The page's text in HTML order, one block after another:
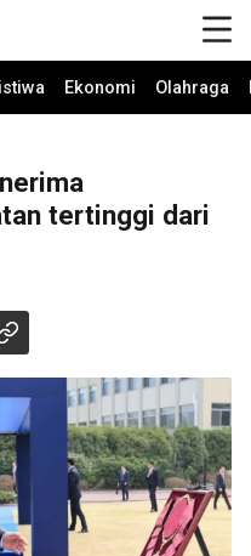
Ekonomi Olahraga
tertinggi dari